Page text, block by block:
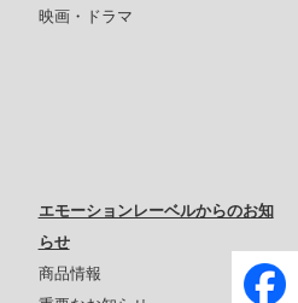
映画・ドラマ
エモーションレーベルからのお知
らせ
商品情報